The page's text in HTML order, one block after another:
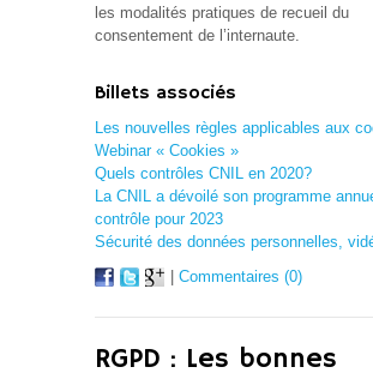
les modalités pratiques de recueil du
consentement de l’internaute.
Billets associés
Les nouvelles règles applicables aux
Webinar « Cookies »
Quels contrôles CNIL en 2020?
La CNIL a dévoilé son programme
contrôle pour 2023
Sécurité des données personnelles,
Commentaires (0)
RGPD : Les bonnes